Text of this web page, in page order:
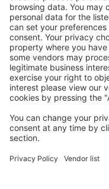
Bitte starten Sie Ihre
Copyright © eSky.at. Alle